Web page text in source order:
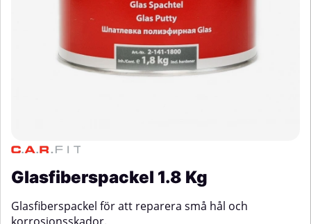
Glasfiberspackel 1.8 Kg
Glasfiberspackel för att reparera små hål och